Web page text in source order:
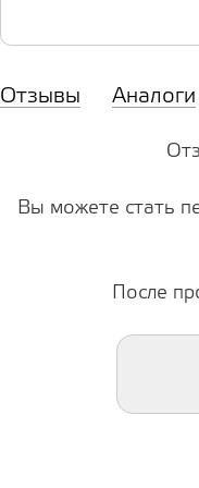
Отзывы Аналоги
Вы можете стать
После